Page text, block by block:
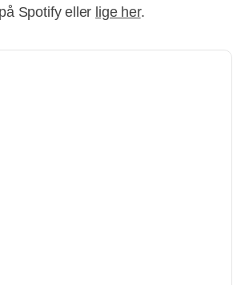
Spotify eller lige her.